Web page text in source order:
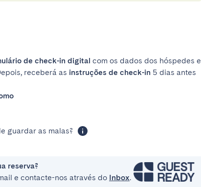
de check-in digital com os dados dos hóspedes e
receberá as instruções de check-in 5 dias antes
guardar as malas?
reserva?
e contacte-nos através do Inbox.